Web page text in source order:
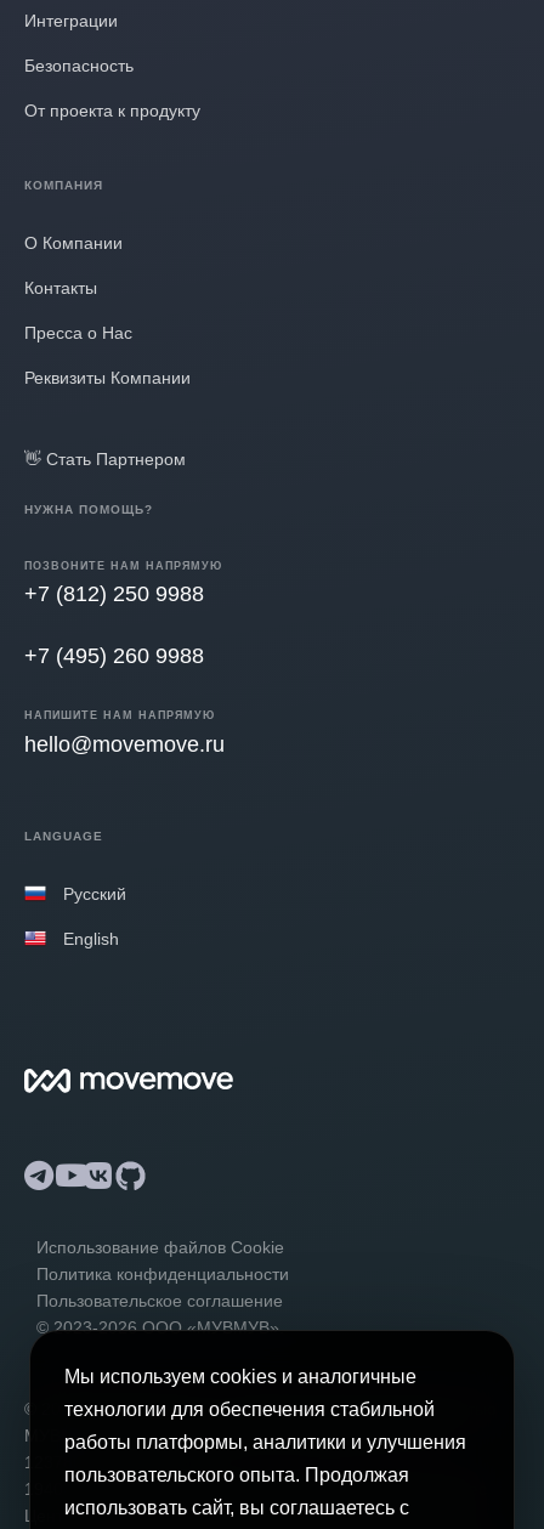
Интеграции
Безопасность
От проекта к продукту
КОМПАНИЯ
О Компании
Контакты
Пресса о Нас
Реквизиты Компании
👋 Стать Партнером
НУЖНА ПОМОЩЬ?
ПОЗВОНИТЕ НАМ НАПРЯМУЮ
+7 (812) 250 9988
+7 (495) 260 9988
НАПИШИТЕ НАМ НАПРЯМУЮ
hello@movemove.ru
LANGUAGE
Русский
English
Telegram
YouTube
VKGitHub
Использование файлов Cookie
Политика конфиденциальности
Пользовательское соглашение
© 2023-2026 ООО «МУВМУВ».
© 2023-2026Общество с Ограниченной Ответственностью
МУВМУВ, Санкт-Петербург, ИНН 7802947110, ОГРН
1237800133174
194044, Российская Федерация, Санкт-Петербург, Бизнес
Центр «Шагал», Переулок Зеленков, 7а лит З, офис 16
Мы используем cookies и аналогичные
технологии для обеспечения стабильной
работы платформы, аналитики и улучшения
пользовательского опыта. Продолжая
использовать сайт, вы соглашаетесь с